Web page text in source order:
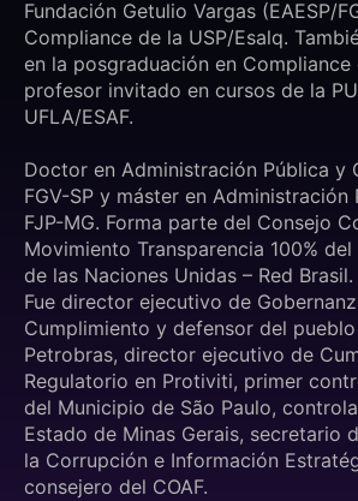
Fundación Getulio Vargas (EAESP/
Compliance de la USP/Esalq.
en la posgraduación en Compliance
profesor invitado en cursos de la
UFLA/ESAF.
Doctor en Administración Pública y
FGV-SP y máster en Administración
FJP-MG. Forma parte del Consejo
Movimiento Transparencia 100%
de las Naciones Unidas – Red Brasil.
Fue director ejecutivo de
Cumplimiento y defensor del
Petrobras, director ejecutivo de
Regulatorio en Protiviti, primer
del Municipio de São Paulo,
Estado de Minas Gerais, secretario
la Corrupción e Información
consejero del COAF.